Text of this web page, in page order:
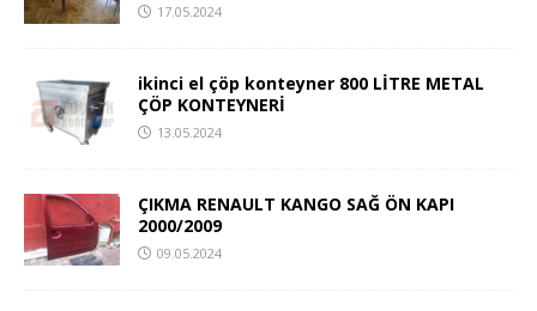
17.05.2024
ikinci el çöp konteyner 800 LİTRE METAL
ÇÖP KONTEYNERİ
13.05.2024
ÇIKMA RENAULT KANGO SAĞ ÖN KAPI
2000/2009
09.05.2024